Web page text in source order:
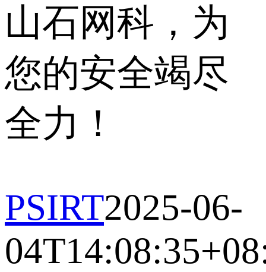
山石网科，为
您的安全竭尽
全力！
PSIRT2025-06-